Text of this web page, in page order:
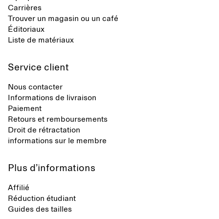
Carrières
Trouver un magasin ou un café
Éditoriaux
Liste de matériaux
Service client
Nous contacter
Informations de livraison
Paiement
Retours et remboursements
Droit de rétractation
informations sur le membre
Plus d’informations
Affilié
Réduction étudiant
Guides des tailles